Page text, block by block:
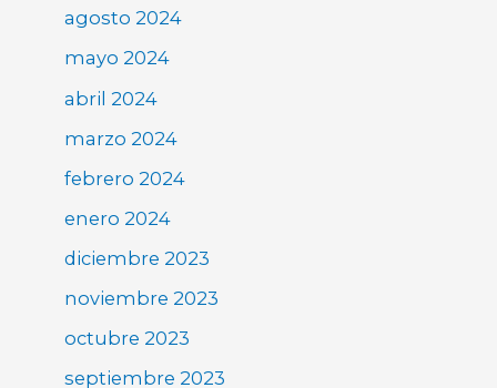
agosto 2024
mayo 2024
abril 2024
marzo 2024
febrero 2024
enero 2024
diciembre 2023
noviembre 2023
octubre 2023
septiembre 2023